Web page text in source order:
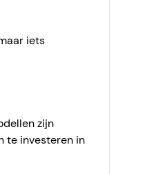
iets
zijn
te investeren in